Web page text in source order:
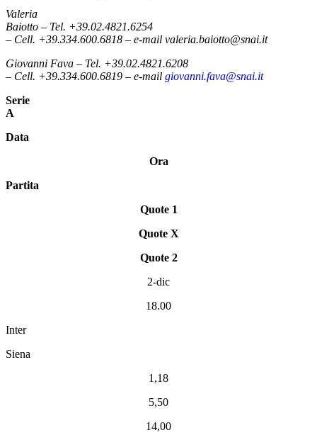
Valeria
Baiotto – Tel. +39.02.4821.6254
– Cell. +39.334.600.6818 – e-mail valeria.baiotto@snai.it
Giovanni Fava – Tel. +39.02.4821.6208
– Cell. +39.334.600.6819 – e-mail giovanni.fava@snai.it
Serie
A
Data
Ora
Partita
Quote 1
Quote X
Quote 2
2-dic
18.00
Inter
Siena
1,18
5,50
14,00